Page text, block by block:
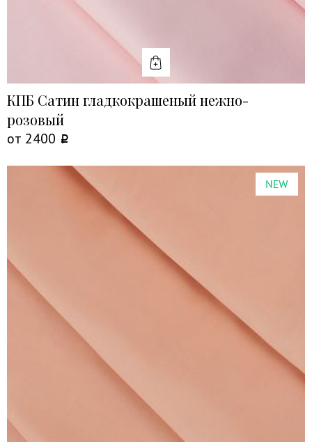
КПБ Сатин гладкокрашеный нежно-
розовый
от 2400